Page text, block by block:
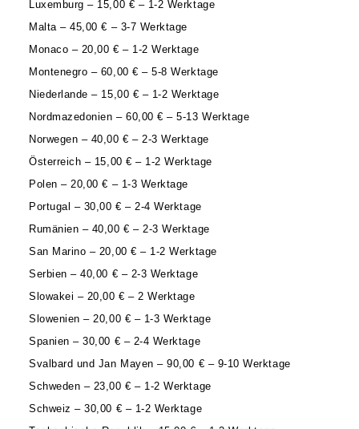
Luxemburg – 15,00 € – 1-2 Werktage
Malta – 45,00 € – 3-7 Werktage
Monaco – 20,00 € – 1-2 Werktage
Montenegro – 60,00 € – 5-8 Werktage
Niederlande – 15,00 € – 1-2 Werktage
Nordmazedonien – 60,00 € – 5-13 Werktage
Norwegen – 40,00 € – 2-3 Werktage
Österreich – 15,00 € – 1-2 Werktage
Polen – 20,00 € – 1-3 Werktage
Portugal – 30,00 € – 2-4 Werktage
Rumänien – 40,00 € – 2-3 Werktage
San Marino – 20,00 € – 1-2 Werktage
Serbien – 40,00 € – 2-3 Werktage
Slowakei – 20,00 € – 2 Werktage
Slowenien – 20,00 € – 1-3 Werktage
Spanien – 30,00 € – 2-4 Werktage
Svalbard und Jan Mayen – 90,00 € – 9-10 Werktage
Schweden – 23,00 € – 1-2 Werktage
Schweiz – 30,00 € – 1-2 Werktage